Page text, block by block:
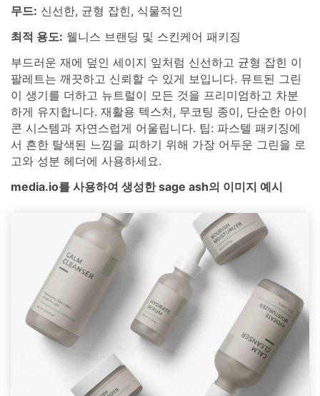
무드: 신선한, 균형 잡힌, 식물적인
최적 용도: 웰니스 브랜딩 및 스킨케어 패키징
부드러운 재에 덮인 세이지 잎처럼 신선하고 균형 잡힌 이
팔레트는 깨끗하고 신뢰할 수 있게 보입니다. 뮤트된 그린
이 생기를 더하고 뉴트럴이 모든 것을 프리미엄하고 차분
하게 유지합니다. 재활용 텍스처, 무코팅 종이, 단순한 아이
콘 시스템과 자연스럽게 어울립니다. 팁: 파스텔 패키징에
서 흔한 탈색된 느낌을 피하기 위해 가장 어두운 그린을 로
고와 성분 헤더에 사용하세요.
media.io를 사용하여 생성한 sage ash의 이미지 예시